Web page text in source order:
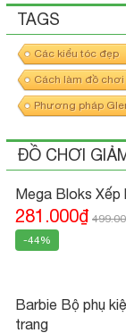
TAGS
Các kiểu tóc đẹp
Cách làm đồ chơi
Phương pháp
ĐỒ CHƠI
Mega Bloks Xếp
281.000₫
-44%
Barbie Bộ phụ
trang